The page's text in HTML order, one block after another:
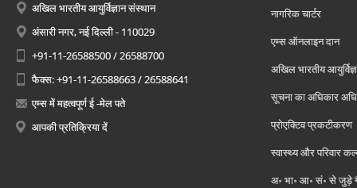
अखिल भारतीय आयुर्विज्ञान संस्थान
अंसारी नगर, नई दिल्ली - 110029
+91-11-26588500 / 26588700
फैक्स: +91-11-26588663 / 26588641
एम्स में महत्वपूर्ण ई -मेल पते
आपकी प्रतिक्रिया दें
नागरिक चार्टर
एम्स ऑनलाइन दान
अखिल भारतीय
सूचना का अधिकार
प्रोएक्टिव प्रकटीकरण
स्वास्थ्य और परिवार
अ॰ भा॰ आ॰ सं॰ से जुड़े